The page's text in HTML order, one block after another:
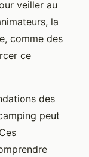
veiller au
la
comme des
ce
des
peut